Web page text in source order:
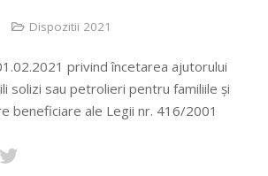
Dispozitii 2021
privind încetarea ajutorului
solizi sau petrolieri pentru familiile și
beneficiare ale Legii nr. 416/2001